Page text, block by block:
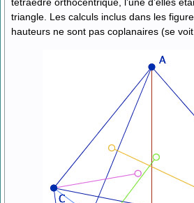
tétraèdre orthocentrique, l’une d’elles
triangle. Les calculs inclus dans les
hauteurs ne sont pas coplanaires (se